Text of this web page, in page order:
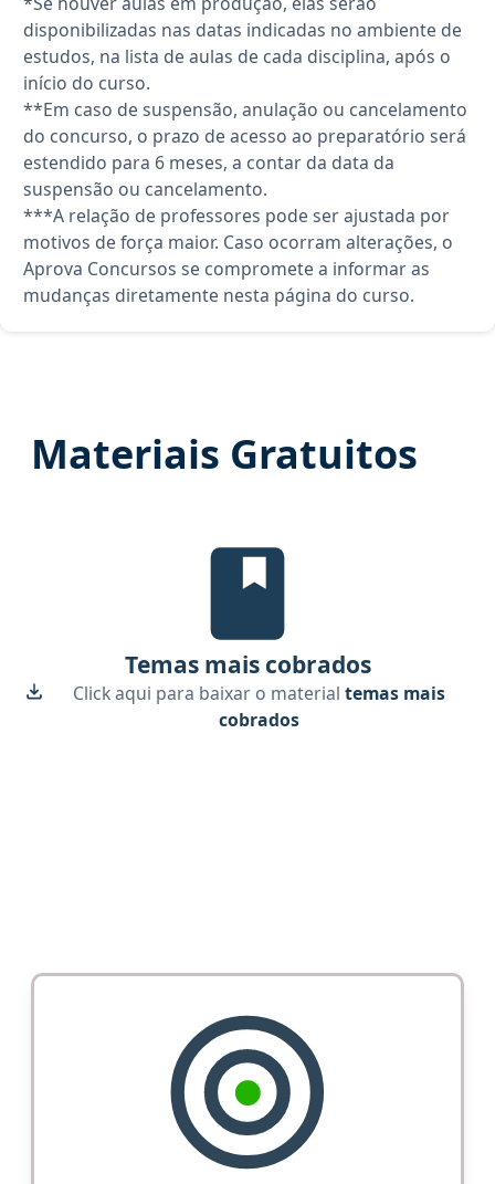
disponibilizadas nas datas indicadas no ambiente de
estudos, na lista de aulas de cada disciplina, após o
início do curso.
**Em caso de suspensão, anulação ou cancelamento
do concurso, o prazo de acesso ao preparatório será
estendido para 6 meses, a contar da data da
suspensão ou cancelamento.
***A relação de professores pode ser ajustada por
motivos de força maior. Caso ocorram alterações, o
Aprova Concursos se compromete a informar as
mudanças diretamente nesta página do curso.
Materiais Gratuitos
Temas mais cobrados, material
Temas mais cobrados
Click aqui para baixar o material temas mais
cobrados